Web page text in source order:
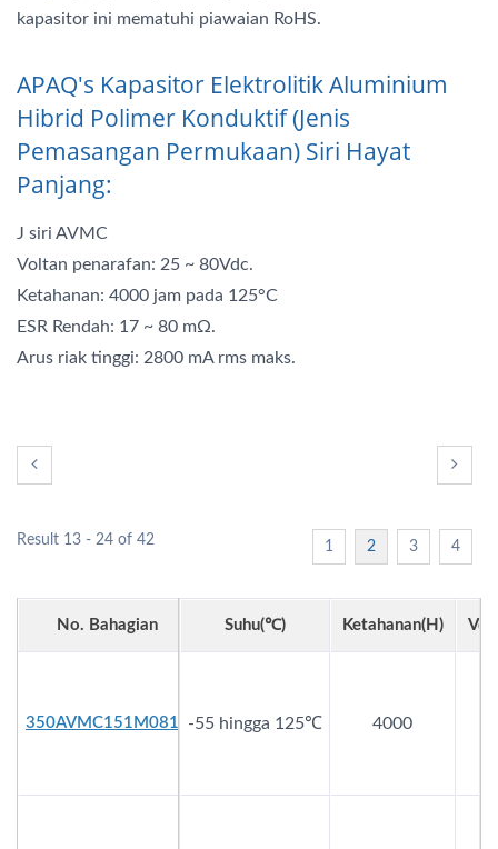
kapasitor ini mematuhi piawaian RoHS.
APAQ's Kapasitor Elektrolitik Aluminium
Hibrid Polimer Konduktif (Jenis
Pemasangan Permukaan) Siri Hayat
Panjang:
J siri AVMC
Voltan penarafan: 25 ~ 80Vdc.
Ketahanan: 4000 jam pada 125°C
ESR Rendah: 17 ~ 80 mΩ.
Arus riak tinggi: 2800 mA rms maks.
Result 13 - 24 of 42 1 2 3 4
Suhu(℃) Ketahanan(h)
-55 hingga 125℃ 4000
No. Bahagian
350AVMC151M0810